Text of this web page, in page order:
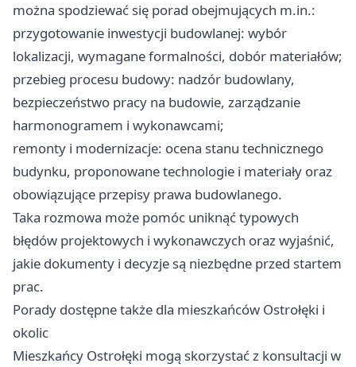
można spodziewać się porad obejmujących m.in.:
przygotowanie inwestycji budowlanej: wybór
lokalizacji, wymagane formalności, dobór materiałów;
przebieg procesu budowy: nadzór budowlany,
bezpieczeństwo pracy na budowie, zarządzanie
harmonogramem i wykonawcami;
remonty i modernizacje: ocena stanu technicznego
budynku, proponowane technologie i materiały oraz
obowiązujące przepisy prawa budowlanego.
Taka rozmowa może pomóc uniknąć typowych
błędów projektowych i wykonawczych oraz wyjaśnić,
jakie dokumenty i decyzje są niezbędne przed startem
prac.
Porady dostępne także dla mieszkańców Ostrołęki i
okolic
Mieszkańcy Ostrołęki mogą skorzystać z konsultacji w